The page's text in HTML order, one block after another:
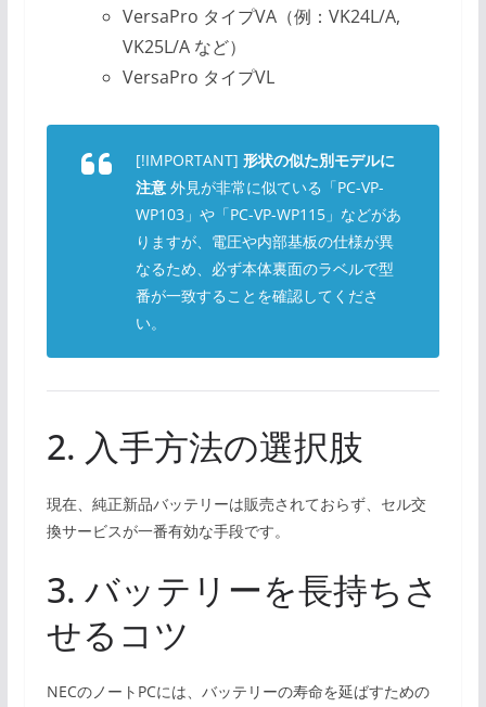
VersaPro タイプVA（例：VK24L/A,
VK25L/A など）
VersaPro タイプVL
[!IMPORTANT] 形状の似た別モデルに
注意外見が非常に似ている「PC-VP-
WP103」や「PC-VP-WP115」などがあ
りますが、電圧や内部基板の仕様が異
なるため、必ず本体裏面のラベルで型
番が一致することを確認してくださ
い。
2. 入手方法の選択肢
現在、純正新品バッテリーは販売されておらず、セル交
換サービスが一番有効な手段です。
3. バッテリーを長持ちさ
せるコツ
NECのノートPCには、バッテリーの寿命を延ばすための